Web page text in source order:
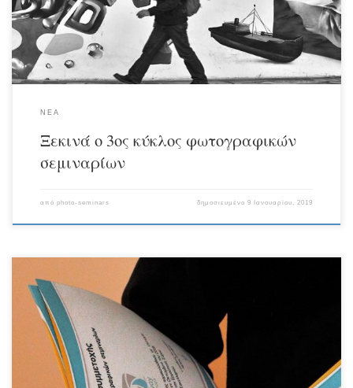
εγγραφές συνεχίζονται: Πληροφορίες: 2281 400236 – 6945988729
ΝΕΑ
Ξεκινά ο 3ος κύκλος φωτογραφικών
σεμιναρίων
από photo-seminars δημοσιευμένο9 Ιανουαρίου, 2019
Ολοκληρώθηκε στις 8 Δεκεμβρίου και ο δεύτερος κύκλος φωτογραφικών
σεμιναρίων με επιτυχία. Ακολούθησε εκδήλωση το Σάββατο 15 Δεκεμβρίου στο
studio Seaway productions και η απονομή αναμνηστικών βεβαιώσεων για τους
συμμετέχοντες του 1ου και 2ου Κύκλου. Ευχές Χριστουγέννων με κρασάκι και
εδέσματα “lily forever ” συμπλήρωσαν ένα όμορφο βράδυ στην Χειμωνιάτικη